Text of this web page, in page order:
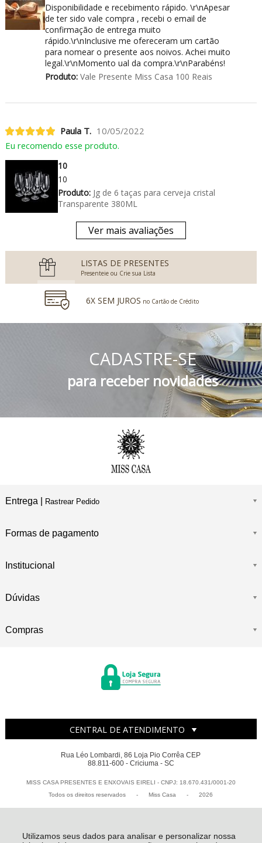
Utilizamos seus dados para analisar e personalizar nossa
Disponibilidade e recebimento rápido. \r\nApesar
de ter sido vale compra , recebi o email de
confirmação de entrega muito
rápido.\r\nInclusive me ofereceram um cartão
para nomear o presente aos noivos. Achei muito
legal.\r\nMomento ual da compra.\r\nParabéns!
Produto:Vale Presente Miss Casa 100 Reais
Paula T. 10/05/2022
Eu recomendo esse produto.
10
10
Produto:Jg de 6 taças para cerveja cristal
Transparente 380ML
Ver mais avaliações
LISTAS DE PRESENTES
Presenteie ou Crie sua Lista
6X SEM JUROS no Cartão de Crédito
no Boleto Bancário e PIX
FRETE GRÁTIS Consulte o Regulamento
CADASTRE-SE
para receber novidades
Entrega | Rastrear Pedido
Formas de pagamento
Institucional
Dúvidas
Compras
CENTRAL DE ATENDIMENTO
Rua Léo Lombardi, 86 Loja Pio Corrêa CEP
88.811-600 - Criciuma - SC
MISS CASA PRESENTES E ENXOVAIS EIRELI - CNPJ: 18.670.431/0001-20
Todos os direitos reservados
- Miss Casa - 2026